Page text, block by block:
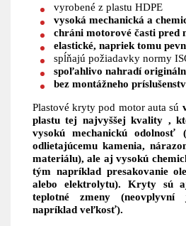
vyrobené z plastu HDPE
vysoká mechanická a
chráni motorové časti pred
elastické, napriek tomu
spĺňajú požiadavky normy
spoľahlivo nahradí
bez montážneho
Plastové kryty pod motor auta sú
plastu tej najvyššej kvality ,
vysokú mechanickú odolnosť
odlietajúcemu kamenia,
materiálu), ale ajvysokú
tým napríklad presakovanie
alebo elektrolytu). Kryty sú
teplotné zmeny
napríklad veľkosť).